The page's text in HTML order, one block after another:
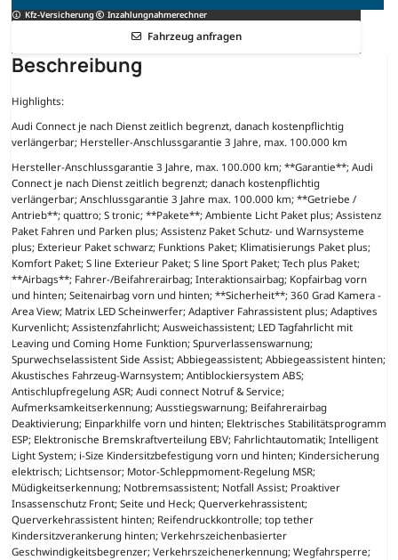
Kfz-Versicherung Inzahlungnahmerechner
Fahrzeug anfragen
Beschreibung
Highlights:
Audi Connect je nach Dienst zeitlich begrenzt, danach kostenpflichtig
verlängerbar; Hersteller-Anschlussgarantie 3 Jahre, max. 100.000 km
Hersteller-Anschlussgarantie 3 Jahre, max. 100.000 km; **Garantie**; Audi
Connect je nach Dienst zeitlich begrenzt; danach kostenpflichtig
verlängerbar; Anschlussgarantie 3 Jahre max. 100.000 km; **Getriebe /
Antrieb**; quattro; S tronic; **Pakete**; Ambiente Licht Paket plus; Assistenz
Paket Fahren und Parken plus; Assistenz Paket Schutz- und Warnsysteme
plus; Exterieur Paket schwarz; Funktions Paket; Klimatisierungs Paket plus;
Komfort Paket; S line Exterieur Paket; S line Sport Paket; Tech plus Paket;
**Airbags**; Fahrer-/Beifahrerairbag; Interaktionsairbag; Kopfairbag vorn
und hinten; Seitenairbag vorn und hinten; **Sicherheit**; 360 Grad Kamera -
Area View; Matrix LED Scheinwerfer; Adaptiver Fahrassistent plus; Adaptives
Kurvenlicht; Assistenzfahrlicht; Ausweichassistent; LED Tagfahrlicht mit
Leaving und Coming Home Funktion; Spurverlassenswarnung;
Spurwechselassistent Side Assist; Abbiegeassistent; Abbiegeassistent hinten;
Akustisches Fahrzeug-Warnsystem; Antiblockiersystem ABS;
Antischlupfregelung ASR; Audi connect Notruf & Service;
Aufmerksamkeitserkennung; Ausstiegswarnung; Beifahrerairbag
Deaktivierung; Einparkhilfe vorn und hinten; Elektrisches Stabilitätsprogramm
ESP; Elektronische Bremskraftverteilung EBV; Fahrlichtautomatik; Intelligent
Light System; i-Size Kindersitzbefestigung vorn und hinten; Kindersicherung
elektrisch; Lichtsensor; Motor-Schleppmoment-Regelung MSR;
Müdigkeitserkennung; Notbremsassistent; Notfall Assist; Proaktiver
Insassenschutz Front; Seite und Heck; Querverkehrassistent;
Querverkehrassistent hinten; Reifendruckkontrolle; top tether
Kindersitzverankerung hinten; Verkehrszeichenbasierter
Geschwindigkeitsbegrenzer; Verkehrszeichenerkennung; Wegfahrsperre;